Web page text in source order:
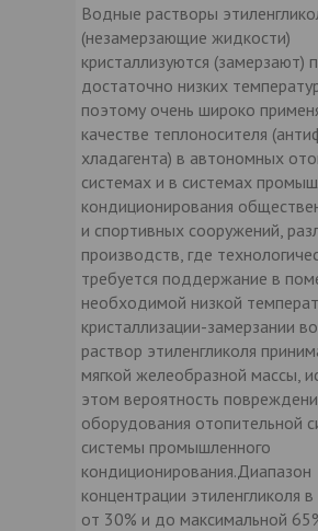
Водные растворы
(незамерзающие жидкости)
кристаллизуются (замерзают)
достаточно низких
поэтому очень широко
качестве теплоносителя
хладагента) в автономных
системах и в системах
кондиционирования
и спортивных сооружений,
производств, где
требуется поддержание в
необходимой низкой
кристаллизации-замерзании
раствор этиленгликоля
мягкой желеобразной массы,
этом вероятность
оборудования отопительной
системы промышленного
кондиционирования.Диапазон
концентрации этиленгликоля
от 30% и до максимальной